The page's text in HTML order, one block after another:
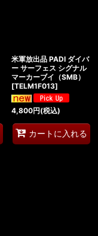
米軍放出品 PADI ダイバ
ー サーフェス シグナル
マーカーブイ（SMB）
[TELM1F013]
4,800円(税込)
カートに入れる